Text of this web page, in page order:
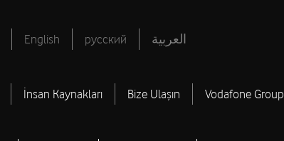
English русский العربية
İnsan Kaynakları Bize Ulaşın Vodafone Group